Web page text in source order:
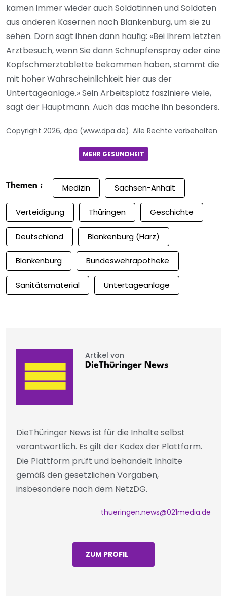
kämen immer wieder auch Soldatinnen und Soldaten
aus anderen Kasernen nach Blankenburg, um sie zu
sehen. Dorn sagt ihnen dann häufig: «Bei Ihrem letzten
Arztbesuch, wenn Sie dann Schnupfenspray oder eine
Kopfschmerztablette bekommen haben, stammt die
mit hoher Wahrscheinlichkeit hier aus der
Untertageanlage.» Sein Arbeitsplatz fasziniere viele,
sagt der Hauptmann. Auch das mache ihn besonders.
Copyright 2026, dpa (www.dpa.de). Alle Rechte vorbehalten
MEHR GESUNDHEIT
Themen : Medizin Sachsen-Anhalt
Verteidigung Thüringen Geschichte
Deutschland Blankenburg (Harz)
Blankenburg Bundeswehrapotheke
Sanitätsmaterial Untertageanlage
Artikel von
DieThüringer News
DieThüringer News ist für die Inhalte selbst
verantwortlich. Es gilt der Kodex der Plattform.
Die Plattform prüft und behandelt Inhalte
gemäß den gesetzlichen Vorgaben,
insbesondere nach dem NetzDG.
thueringen.news@021media.de
ZUM PROFIL